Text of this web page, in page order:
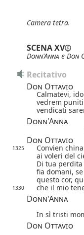
Camera tetra.
SCENA XV
Donn'Anna e Don
Recitativo
Don Ottavio
Calmatevi,
vedrem
vendicati
Donn'Anna
Don Ottavio
1325
Convien
ai voleri del
Di tua perdita
fia domani,
questo cor,
1330 che il mio
Donn'Anna
In sì tristi
Don Ottavio